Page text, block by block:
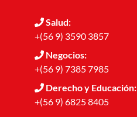
Salud:
+(56 9) 3590 3857
Negocios:
+(56 9) 7385 7985
Derecho y Educación:
+(56 9) 6825 8405